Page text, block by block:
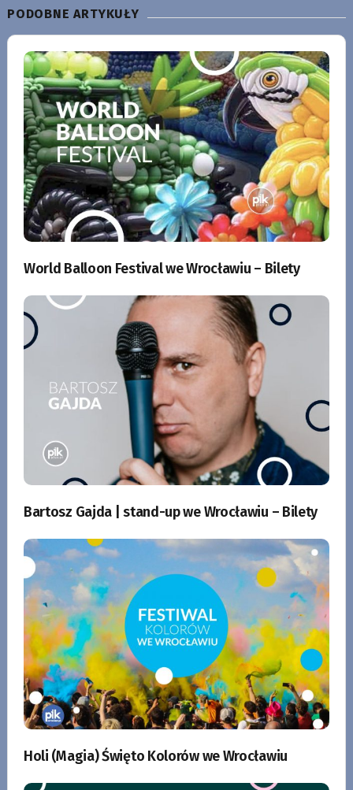
PODOBNE ARTYKUŁY
World Balloon Festival we Wrocławiu – Bilety
Bartosz Gajda | stand-up we Wrocławiu – Bilety
Holi (Magia) Święto Kolorów we Wrocławiu